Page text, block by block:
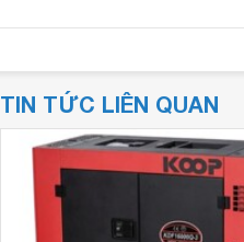
TIN TỨC LIÊN QUAN